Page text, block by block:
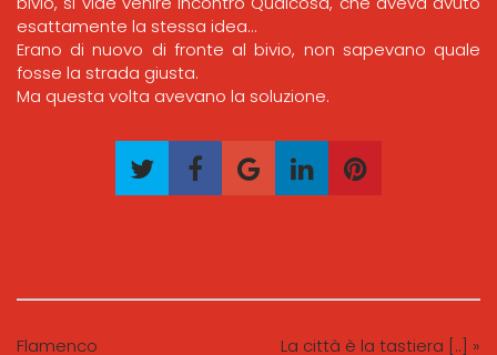
esattamente la stessa idea…
Erano di nuovo di fronte al bivio, non sapevano quale
fosse la strada giusta.
Ma questa volta avevano la soluzione.
Flamenco La città è la tastiera [..] »